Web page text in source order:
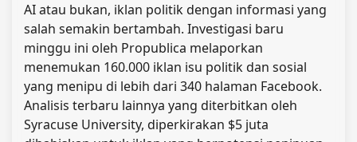
AI atau bukan, iklan politik dengan informasi yang
salah semakin bertambah. Investigasi baru
minggu ini oleh Propublica melaporkan
menemukan 160.000 iklan isu politik dan sosial
yang menipu di lebih dari 340 halaman Facebook.
Analisis terbaru lainnya yang diterbitkan oleh
Syracuse University, diperkirakan $5 juta